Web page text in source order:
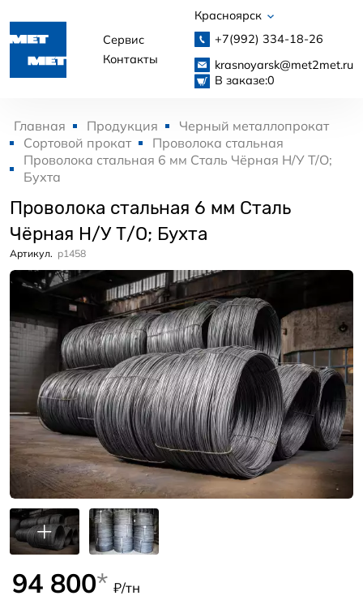
Сервис
Контакты
Красноярск
+7(992) 334-18-26
krasnoyarsk@met2met.ru
В заказе:0
Главная Продукция
Черный металлопрокат
Сортовой прокат
Проволока стальная
Проволока стальная 6 мм Сталь Чёрная Н/У Т/О;
Бухта
Проволока стальная 6 мм Сталь
Чёрная Н/У Т/О; Бухта
Артикул. p1458
94 800* ₽/тн